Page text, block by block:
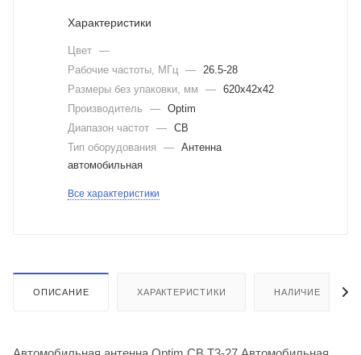
Характеристики
Цвет —
Рабочие частоты, МГц
—
26.5-28
Размеры без упаковки, мм
— 620x42x42
Производитель
— Optim
Диапазон частот — CB
Тип оборудования
— Антенна
автомобильная
Все характеристики
ОПИСАНИЕ ХАРАКТЕРИСТИКИ НАЛИЧИЕ